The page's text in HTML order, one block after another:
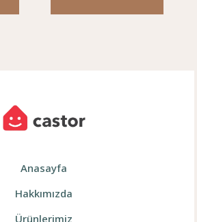
Anasayfa
Hakkımızda
Ürünlerimiz